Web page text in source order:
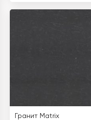
Гранит Matrix